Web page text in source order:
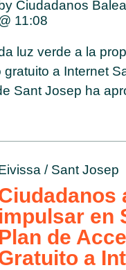
by Ciudadanos
11:08
luz verde a la
a Internet
Sant Josep ha
/ Sant Josep
impulsar en
Plan de
a